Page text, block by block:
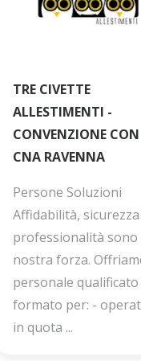
TRE CIVETTE
ALLESTIMENTI -
CONVENZIONE CON
CNA RAVENNA
Persone Soluzioni
Affidabilità, sicurezza
professionalità sono
nostra forza.
personale qualificato
formato per: -
in quota ...